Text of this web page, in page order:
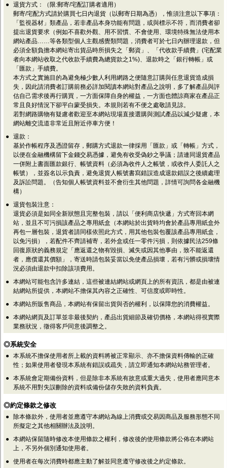
● 退貨方式：（限:郵寄/宅配訂購者適用）
郵寄/宅配方式請於購買七日內退貨（以郵寄日期為憑），惟須注意以下事項：
「監視器材」類產品，若非產品本身功能有問題，或與標示不符，而消費者卻
提出退貨要求（例如不喜歡外觀、用不習慣、不會使用、環境特殊無法使用本
網站產品……等各類型個人主觀感覺類問題，消費者可於七日內辦理退款，但
必須全額負擔本網站寄出貨品時所損失之「郵資」、「代收款手續費」(宅配業
者向本網站收取之代收款手續費為總貨款之1%)、退款時之「銀行轉帳」或
「匯款」手續費。
本方式之實施目的為避免極少數人利用網路之便隨意訂購與任意退貨造成損
失，因此請消費者訂購前務必詳加閱讀本網站對產品之說明，多了解產品與評
估自己需求後再行購買，一方面保障自身的權益，一方面也體諒商家在產品正
常且良好情況下卻平白蒙受損失。本規則若有不便之處敬請見諒。
若對網路購物有疑慮者歡迎至本網站現場直接選購與測試產品以減少疑慮，本
網站離交流道非常近且附近停車方便！
● 退款：
基於作帳程序及憑證留存，郵購方式退款一律採用「匯款」或「轉帳」方式，
以便在金融機構留下金錢交易憑據，避免有收受偽鈔之爭議；請連同退貨產品
一併附上書面匯款銀行、帳號資料（必須為收件人之帳號，或收件人委託人之
帳號），並簽名以示負責，避免退貨人帳號書寫錯誤造成退款錯誤之後續處理
及訴訟問題。（告知個人帳號資料並不會衍生其他問題，詳情可詢問各金融機
構）
● 退貨包裝注意：
退貨必須是如同全新狀態且完整包裝，請以「便利商店快遞」方式寄回本網
站，並且不可污損該產品之專用紙盒（本網站於出貨時均會於產品專用紙盒外
再包一層包裝，退貨者請同樣依照此方式，用其他包裝包覆該產品專用紙盒，
以免污損），若配件不齊請補寄，若外盒或任一零件污損，則依據民法259條
回復原狀的義務規定「應返還之物有毀損、滅失或因其他事由，致不能返還
者，應償還其價額」，寄送時請包裝妥當以免使產品損壞，若有污髒或損壞情
況必須由退款中扣除該項費用。
● 本網站可能包含許多連結，這些被連結網站或網頁上的所有資訊，都是由被連
結網站所提供，本網站不擔保其內容之正確性、可信度或即時性。
● 本網站所販售商品，本網站有保留出貨與否的權利，以保障您的消費權益。
● 本網站網頁及訂單並非最後契約，產品出貨細節及確切價格，本網站得視實際
業務狀況，徵得客戶同意後調整之。
◎系統安全
● 本系統不擔保使用者所上載的資料將被正常顯示、亦不擔保資料傳輸的正確
性；如果使用者發現本系統有錯誤或疏失，請立即通知本網站站務管理者。
● 本系統會定期備份資料，但是除非本系統有故意或重大過失，使用者應同意本
系統不用對失誤刪除的資料或備份儲存失敗的資料負責。
◎約定條款之修改
●
除本條款外，使用者並應遵守本網站為線上消費或交易因商品及服務形態不同
所擬定之其他相關辦法及說明。
● 本網站保留隨時修改本使用條款之權利，修改後的使用條款將公佈在本網站
上，不另外個別通知使用者。
● 使用者在每次消費時都應主動了解並同意遵守修改後之約定條款。